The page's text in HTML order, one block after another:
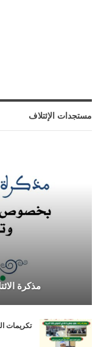
مستجدات الإئتلاف
مذكرة
تكريمات